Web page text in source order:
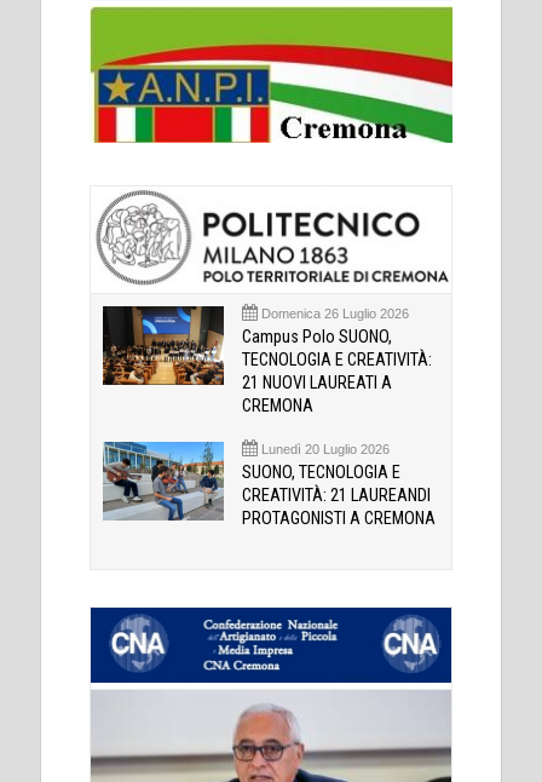
Domenica 26 Luglio 2026
Campus Polo SUONO,
TECNOLOGIA E CREATIVITÀ:
21 NUOVI LAUREATI A
CREMONA
Lunedì 20 Luglio 2026
SUONO, TECNOLOGIA E
CREATIVITÀ: 21 LAUREANDI
PROTAGONISTI A CREMONA